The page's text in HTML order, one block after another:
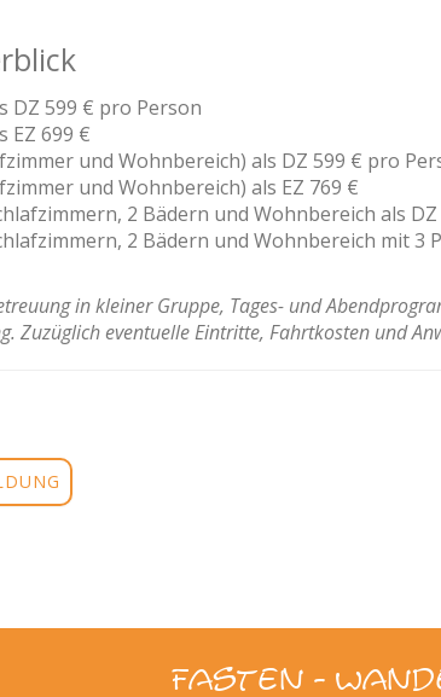
DZ 599 € pro Person
EZ 699 €
und Wohnbereich) als DZ 599 € pro
und Wohnbereich) als EZ 769 €
2 Bädern und Wohnbereich als DZ
2 Bädern und Wohnbereich mit 3
in kleiner Gruppe, Tages- und
Zuzüglich eventuelle Eintritte, Fahrtkosten und
Fasten -